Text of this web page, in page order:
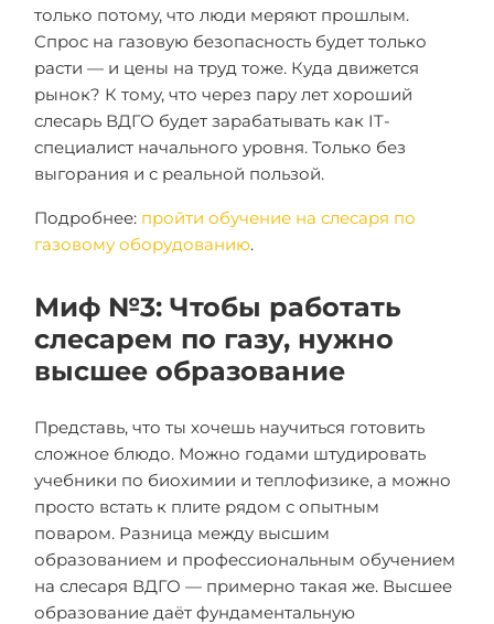
только потому, что люди меряют прошлым.
Спрос на газовую безопасность будет только
расти — и цены на труд тоже. Куда движется
рынок? К тому, что через пару лет хороший
слесарь ВДГО будет зарабатывать как IT-
специалист начального уровня. Только без
выгорания и с реальной пользой.
Подробнее: пройти обучение на слесаря по
газовому оборудованию.
Миф №3: Чтобы работать
слесарем по газу, нужно
высшее образование
Представь, что ты хочешь научиться готовить
сложное блюдо. Можно годами штудировать
учебники по биохимии и теплофизике, а можно
просто встать к плите рядом с опытным
поваром. Разница между высшим
образованием и профессиональным обучением
на слесаря ВДГО — примерно такая же. Высшее
образование даёт фундаментальную